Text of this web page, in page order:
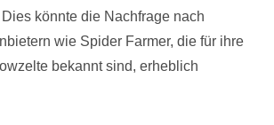
könnte die Nachfrage nach
wie Spider Farmer, die für ihre
bekannt sind, erheblich